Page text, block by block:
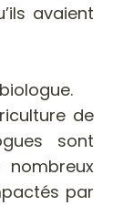
avaient
de
sont
par